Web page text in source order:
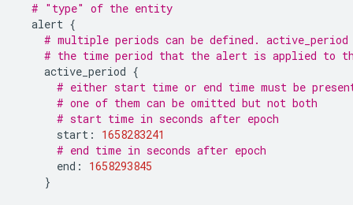
# "type" of the entity
alert {
# multiple periods can be defined.
# the time period that the alert is applied to
active_period {
# either start time or end time must be
# one of them can be omitted but not both
# start time in seconds after epoch
start :
1658283241
# end time in seconds after epoch
end :
1658293845
}